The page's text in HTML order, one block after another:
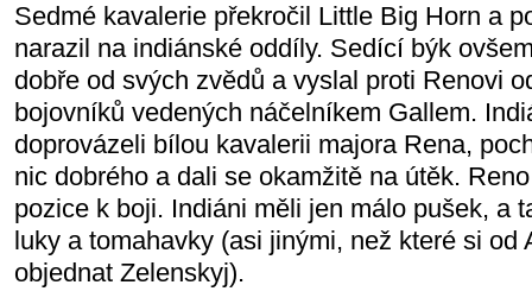
Sedmé kavalerie překročil Little Big Horn a
narazil na indiánské oddíly. Sedící býk
dobře od svých zvědů a vyslal proti Renovi
bojovníků vedených náčelníkem Gallem.
doprovázeli bílou kavalerii majora Rena,
nic dobrého a dali se okamžitě na útěk.
pozice k boji. Indiáni měli jen málo pušek, a
luky a tomahavky (asi jinými, než které si od
objednat Zelenskyj).